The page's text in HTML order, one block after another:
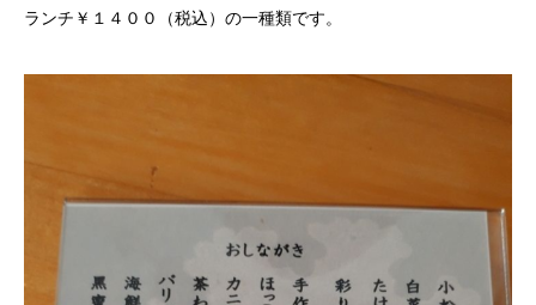
ランチ￥１４００（税込）の一種類です。